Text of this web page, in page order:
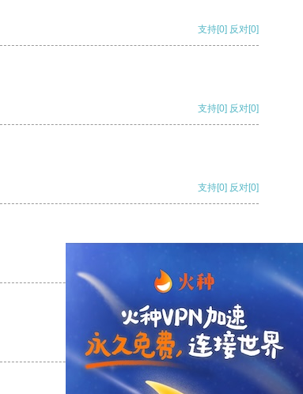
支持[0] 反对[0]
支持[0] 反对[0]
支持[0] 反对[0]
支持 [0] 反对[0]